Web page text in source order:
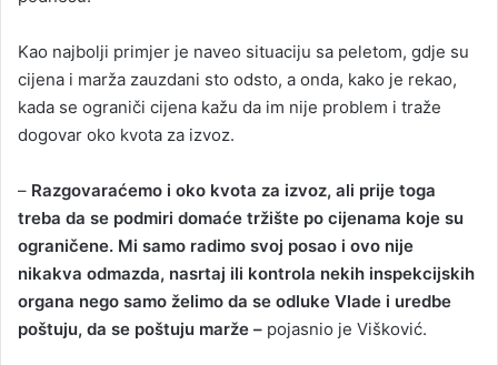
Kao najbolji primjer je naveo situaciju sa peletom, gdje su
cijena i marža zauzdani sto odsto, a onda, kako je rekao,
kada se ograniči cijena kažu da im nije problem i traže
dogovar oko kvota za izvoz.
– Razgovaraćemo i oko kvota za izvoz, ali prije toga
treba da se podmiri domaće tržište po cijenama koje su
ograničene. Mi samo radimo svoj posao i ovo nije
nikakva odmazda, nasrtaj ili kontrola nekih inspekcijskih
organa nego samo želimo da se odluke Vlade i uredbe
poštuju, da se poštuju marže – pojasnio je Višković.